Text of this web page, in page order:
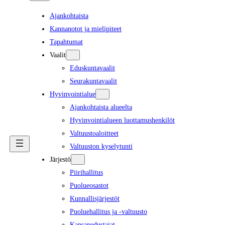
Ajankohtaista
Kannanotot ja mielipiteet
Tapahtumat
Vaalit
Eduskuntavaalit
Seurakuntavaalit
Hyvinvointialue
Ajankohtaista alueelta
Hyvinvointialueen luottamushenkilöt
Valtuustoaloitteet
Valtuuston kyselytunti
Järjestö
Piirihallitus
Puolueosastot
Kunnallisjärjestöt
Puoluehallitus ja -valtuusto